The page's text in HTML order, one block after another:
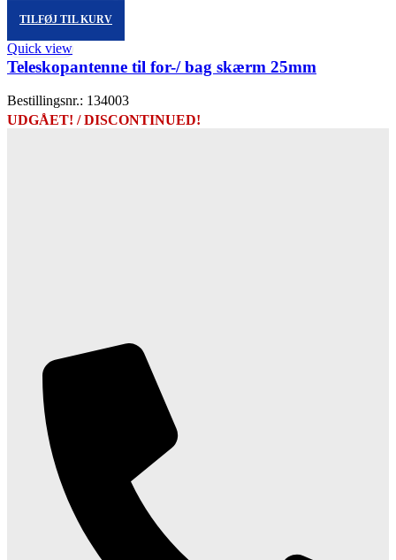
TILFØJ TIL KURV
Quick view
Teleskopantenne til for-/ bag skærm 25mm
Bestillingsnr.: 134003
UDGÅET! / DISCONTINUED!